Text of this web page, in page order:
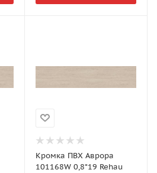
Кромка ПВХ Аврора
101168W 0,8*19 Rehau